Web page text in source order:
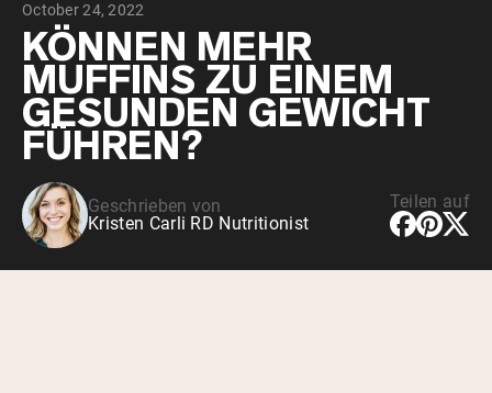
October 24, 2022
KÖNNEN MEHR
MUFFINS ZU EINEM
GESUNDEN GEWICHT
FÜHREN?
Geschrieben von
Kristen Carli RD Nutritionist
Teilen auf